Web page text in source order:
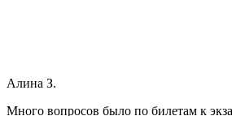
Алина З.
Много вопросов было по билетам к